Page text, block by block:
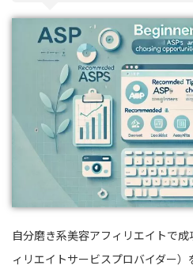
自分磨き系美容アフィリエイトで
ィリエイトサービスプロバイダー